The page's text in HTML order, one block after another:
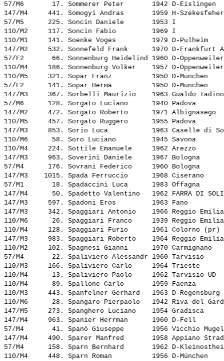
57/M6       17. Sommerer Peter
1942 D-
147/M4     441. Somogyi Andras
1959 H-
57/M5      225. Soncin Daniele
1953 I
110/M2     117. Soncin Fabio
1969 I
110/M1     141. Soenke Voges
1979 D-
147/M2     532. Sonnefeld Frank
1970 D-
57/F2       66. Sonnenburg Heidelind 1960 D-
110/M4     186. Sonnenburg Volker
1957 D-
110/M5     321. Sopar Franz
1950 D-
57/F2      141. Sopar Herma
1950 D-
147/M3     367. Sorbelli Maurizio
1963 Gualdo
57/M6      128. Sorgato Luciano
1940 Padova
147/M2     472. Sorgato Roberto
1971
110/M5     457. Sorgato Ruggero
1955 Padova
147/M3     853. Sorio Luca
1963 Caselle di
110/M6      58. Soro Luciano
1945 Savona
110/M4     224. Sottile Emanuele
1962 Arezzo
147/M3     963. Soverini Daniele
1967 Bologna
57/M4      176. Sovrani Federico
1960 Bologna
147/M3    1015. Spada Ferruccio
1968 Ciserano
57/M1       18. Spadaccini Luca
1983 Offagna
147/M4      50. Spadetto Valentino
1962 FARRA DI
147/M3     597. Spadoni Eros
1963 Fano
147/M3     342. Spaggiari Antonio
1966 Reggio
110/M6      26. Spaggiari Franco
1939 Reggio
110/M4     128. Spaggiari Furio
1961 Colorno
147/M3     983. Spaggiari Roberto
1964 Reggio
110/M2     102. Spagnesi Gianni
1970
57/M4       22. Spaliviero Alessandr 1960 Tarvisio
110/M3     166. Spaliviero Carlo
1964 Trieste
110/M4      13. Spaliviero Paolo
1962 Tarvisio
110/M4      89. Spallone Carlo
1959 Faenza
110/M3     443. Spanfelner Gerhard
1963 D-
110/M6      28. Spangaro Pierpaolo
1942 Riva del
147/M5     273. Spanghero Luciano
1954 Gradisca
147/M4     963. Spanier Herrman
1960 D-Fell
57/M4       41. Spanò Giuseppe
1956 Vicchio
147/M4     490. Sparer Manfred
1958 Appiano
57/M4      158. Sparn Bernhard
1962 D-
110/M4     448. Sparn Roman
1956 D-